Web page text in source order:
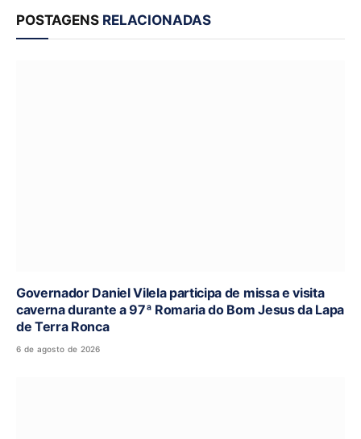
POSTAGENS RELACIONADAS
Governador Daniel Vilela participa de missa e visita
caverna durante a 97ª Romaria do Bom Jesus da Lapa
de Terra Ronca
6 de agosto de 2026